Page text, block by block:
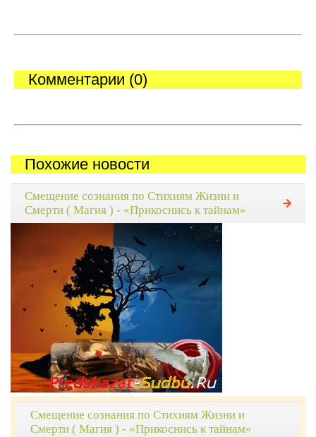
Комментарии (0)
Похожие новости
Смещение сознания по Стихиям Жизни и
Смерти ( Магия ) - «Прикоснись к тайнам»
Смещение сознания по Стихиям Жизни и
Смерти ( Магия ) - «Прикоснись к тайнам»